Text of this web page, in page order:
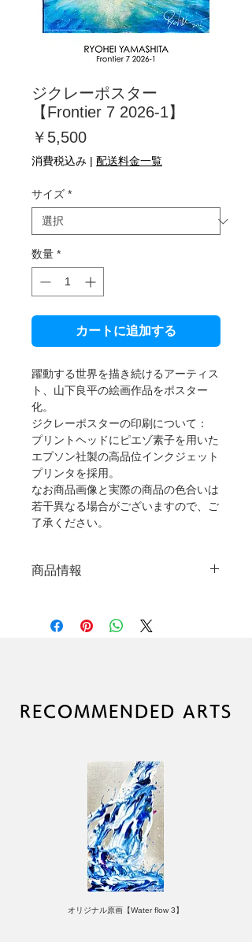
ジクレーポスター
【Frontier 7 2026-1】
￥5,500価
格
消費税込み | 配送料金一覧
サイズ *
数量 *
カートに追加する
躍動する世界を描き続けるアーティス
ト、山下良平の絵画作品をポスター
化。
ジクレーポスターの印刷について：
プリントヘッドにピエゾ素子を用いた
エプソン社製の高品位インクジェット
プリンタを採用。
なお商品画像と実際の商品の色合いは
若干異なる場合がございますので、ご
了承ください。
商品情報
（顔料インク使用）
本品に額縁は付属しません
STONE
RECOMMENDED ARTS
オリジナル原画【Water flow 3】